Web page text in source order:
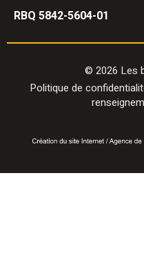
RBQ 5842-5604-01
© 2026 Les
Politique de